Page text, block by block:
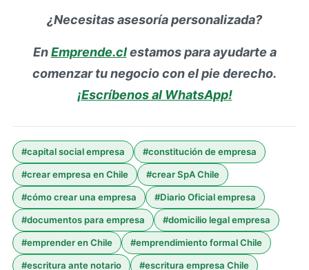
¿Necesitas asesoría personalizada?
EnEmprende.clestamos para ayudarte a
comenzar tu negocio con el pie derecho.
¡Escríbenos al WhatsApp!
#capital social empresa #constitución de empresa
#crear empresa en Chile #crear SpA Chile
#cómo crear una empresa #Diario Oficial empresa
#documentos para empresa #domicilio legal empresa
#emprender en Chile #emprendimiento formal Chile
#escritura ante notario #escritura empresa Chile